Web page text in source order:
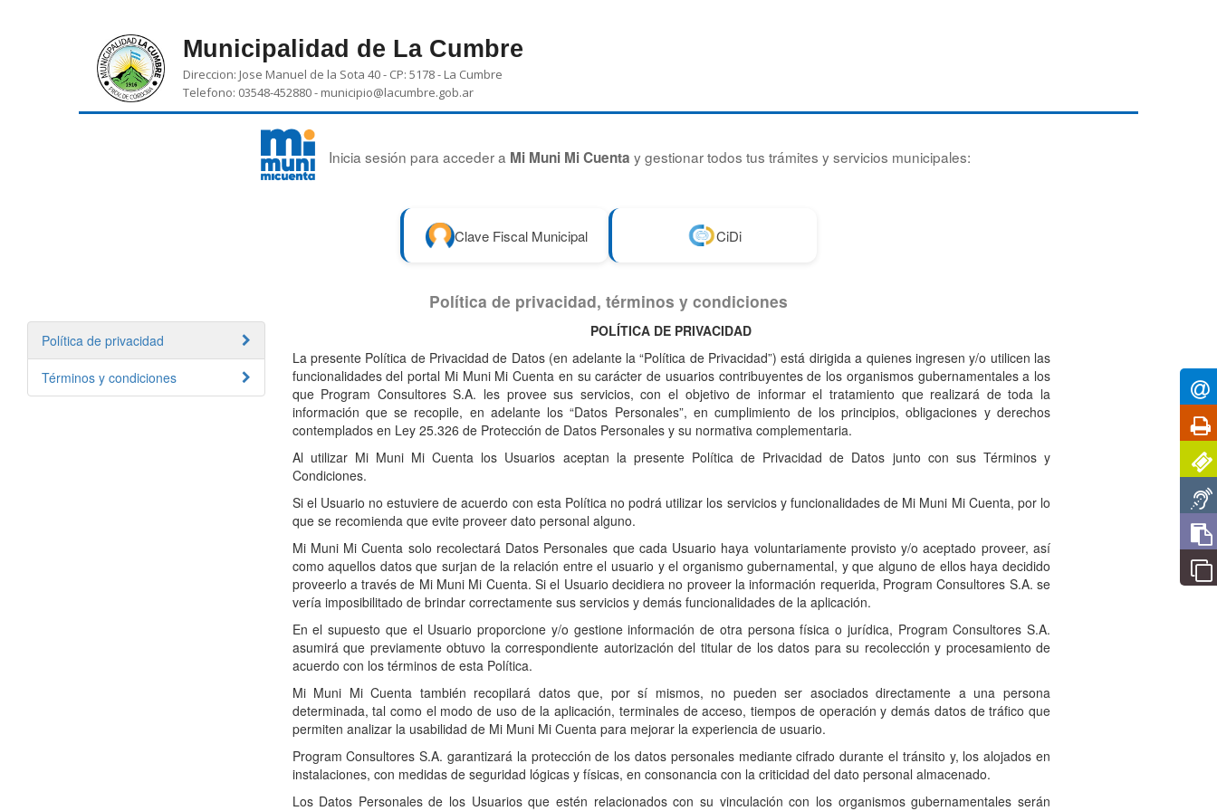
Municipalidad de La Cumbre
Direccion: Jose Manuel de la Sota 40 - CP: 5178 - La Cumbre
Telefono: 03548-452880 - municipio@lacumbre.gob.ar
Inicia sesión para acceder a Mi Muni Mi Cuenta y gestionar todos tus trámites y servicios municipales:
Clave Fiscal Municipal CiDi
Política de privacidad, términos y condiciones
Política de privacidad
Términos y condiciones
POLÍTICA DE PRIVACIDAD
La presente Política de Privacidad de Datos (en adelante la “Política de Privacidad”) está dirigida a quienes ingresen y/o utilicen las
funcionalidades del portal Mi Muni Mi Cuenta en su carácter de usuarios contribuyentes de los organismos gubernamentales a los
que Program Consultores S.A. les provee sus servicios, con el objetivo de informar el tratamiento que realizará de toda la
información que se recopile, en adelante los “Datos Personales”, en cumplimiento de los principios, obligaciones y derechos
contemplados en Ley 25.326 de Protección de Datos Personales y su normativa complementaria.
Al utilizar Mi Muni Mi Cuenta los Usuarios aceptan la presente Política de Privacidad de Datos junto con sus Términos y
Condiciones.
Si el Usuario no estuviere de acuerdo con esta Política no podrá utilizar los servicios y funcionalidades de Mi Muni Mi Cuenta, por lo
que se recomienda que evite proveer dato personal alguno.
Mi Muni Mi Cuenta solo recolectará Datos Personales que cada Usuario haya voluntariamente provisto y/o aceptado proveer, así
como aquellos datos que surjan de la relación entre el usuario y el organismo gubernamental, y que alguno de ellos haya decidido
proveerlo a través de Mi Muni Mi Cuenta. Si el Usuario decidiera no proveer la información requerida, Program Consultores S.A. se
vería imposibilitado de brindar correctamente sus servicios y demás funcionalidades de la aplicación.
En el supuesto que el Usuario proporcione y/o gestione información de otra persona física o jurídica, Program Consultores S.A.
asumirá que previamente obtuvo la correspondiente autorización del titular de los datos para su recolección y procesamiento de
acuerdo con los términos de esta Política.
Mi Muni Mi Cuenta también recopilará datos que, por sí mismos, no pueden ser asociados directamente a una persona
determinada, tal como el modo de uso de la aplicación, terminales de acceso, tiempos de operación y demás datos de tráfico que
permiten analizar la usabilidad de Mi Muni Mi Cuenta para mejorar la experiencia de usuario.
Program Consultores S.A. garantizará la protección de los datos personales mediante cifrado durante el tránsito y, los alojados en
instalaciones, con medidas de seguridad lógicas y físicas, en consonancia con la criticidad del dato personal almacenado.
Los Datos Personales de los Usuarios que estén relacionados con su vinculación con los organismos gubernamentales serán